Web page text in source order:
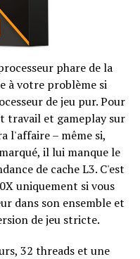
phare de la
à votre problème si
de jeu pur. Pour
travail et gameplay sur
l'affaire – même si,
il lui manque le
de cache L3. C'est
uniquement si vous
dans son ensemble et
de jeu stricte.
32 threads et une